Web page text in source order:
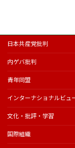
日本共産党批判
内ゲバ批判
青年同盟
インターナショナルビュ
文化・批評・学習
国際組織